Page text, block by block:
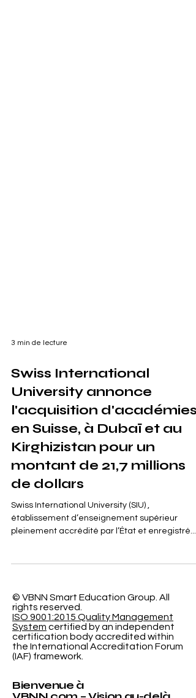
Swiss International
University annonce
l'acquisition d'académies
en Suisse, à Dubaï et au
Kirghizistan pour un
montant de 21,7 millions
de dollars
Swiss International University (SIU) ,
© VBNN Smart Education Group.All
rights reserved.
ISO 9001:2015 Quality Management
Systemcertified by an independent
certification body accredited within